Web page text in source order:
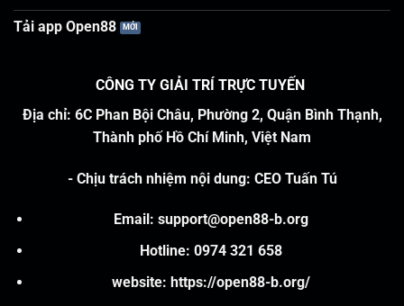
Tải app Open88
CÔNG TY GIẢI TRÍ TRỰC TUYẾN
Địa chỉ: 6C Phan Bội Châu, Phường 2, Quận Bình Thạnh,
Thành phố Hồ Chí Minh, Việt Nam
- Chịu trách nhiệm nội dung: CEO Tuấn Tú
Email:support@open88-b.org
Hotline: 0974 321 658
website:https://open88-b.org/